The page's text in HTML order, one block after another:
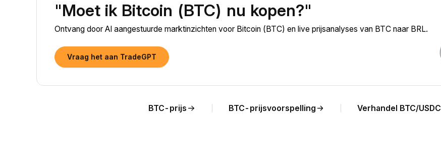
"Moet ik Bitcoin (BTC) nu kopen?"
Ontvang door AI aangestuurde marktinzichten voor Bitcoin (BTC) en live prijsanalyses van BTC naar BRL.
Vraag het aan TradeGPT
BTC-prijs BTC-prijsvoorspelling Verhandel BTC/USDC